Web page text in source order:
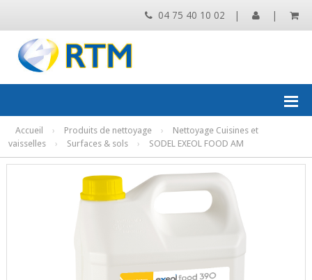
04 75 40 10 02 | |
Accueil › Produits de nettoyage ›
Nettoyage Cuisines et
vaisselles
› Surfaces & sols › SODEL EXEOL FOOD AM